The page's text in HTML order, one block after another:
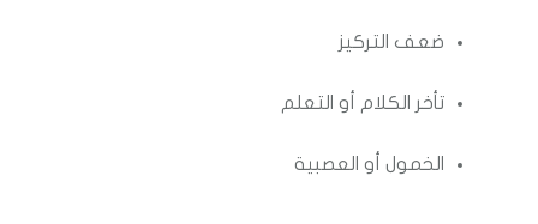
ضعف التركيز
تأخر الكلام أو التعلم
الخمول أو العصبية